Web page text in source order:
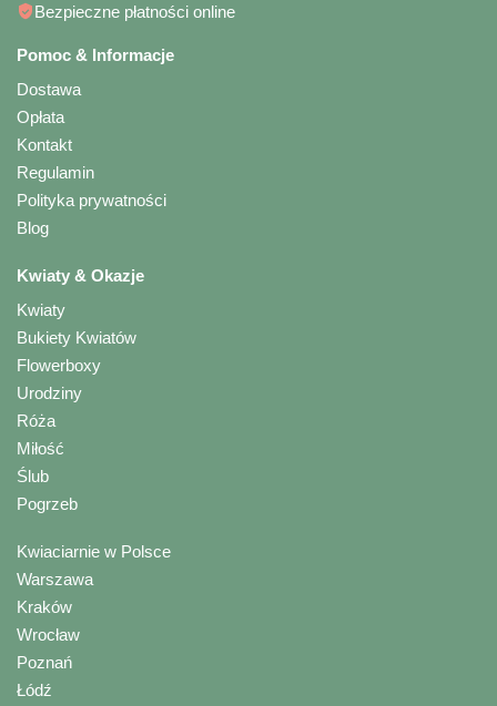
Bezpieczne płatności online
Pomoc & Informacje
Dostawa
Opłata
Kontakt
Regulamin
Polityka prywatności
Blog
Kwiaty & Okazje
Kwiaty
Bukiety Kwiatów
Flowerboxy
Urodziny
Róża
Miłość
Ślub
Pogrzeb
Kwiaciarnie w Polsce
Warszawa
Kraków
Wrocław
Poznań
Łódź